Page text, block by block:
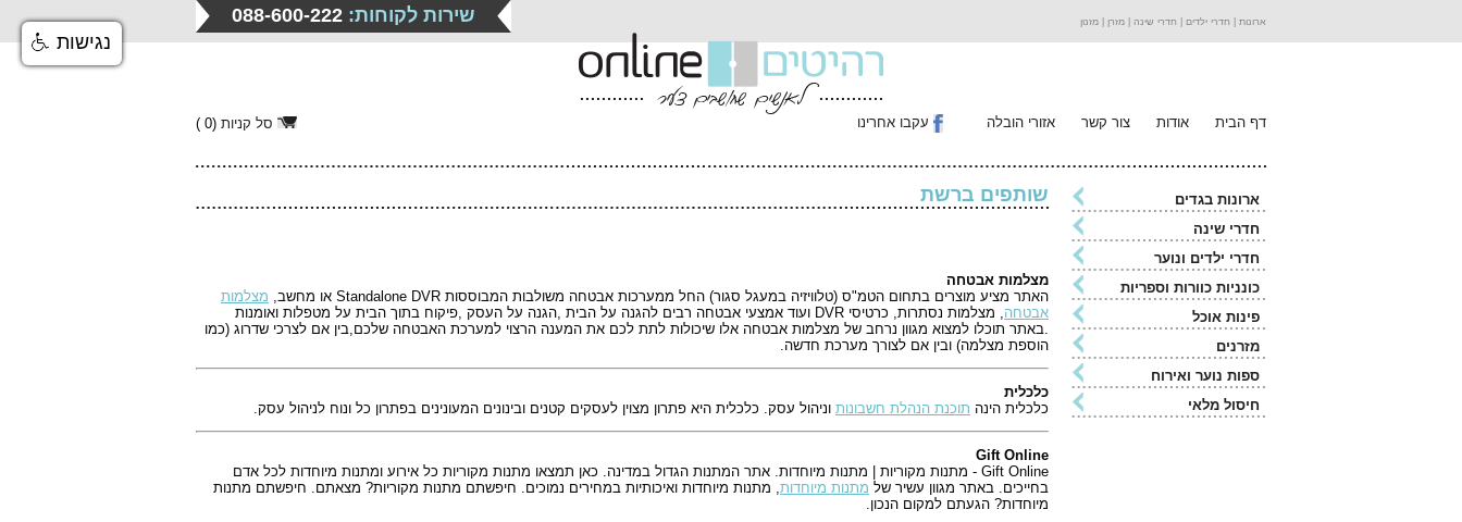
ארונות | חדרי ילדים | חדרי שינה | מזרן | מזנון שירות לקוחות:
דף הבית אודות צור קשר אזורי הובלה עקבו אחרינו סל קניות (
0
)
ארונות בגדים
חדרי שינה
חדרי ילדים ונוער
כונניות כוורות וספריות
פינות אוכל
מזרנים
ספות נוער ואירוח
חיסול מלאי
שותפים ברשת
מצלמות אבטחה
האתר מציע מוצרים בתחום הטמ"ס (טלוויזיה במעגל סגור) החל ממערכות אבטחה משולבות המבוססות Standalone DVR או מחשב,
מצלמות
אבטחה
, מצלמות נסתרות, כרטיסי DVR ועוד אמצעי אבטחה רבים להגנה על הבית ,הגנה על העסק ,פיקוח בתוך הבית על מטפלות ואומנות
.באתר תוכלו למצוא מגוון נרחב של מצלמות אבטחה אלו שיכולות לתת לכם את המענה הרצוי למערכת האבטחה שלכם,בין אם לצרכי שדרוג (כמו
הוספת מצלמה) ובין אם לצורך מערכת חדשה.
כלכלית
כלכלית הינה תוכנת הנהלת חשבונות וניהול עסק. כלכלית היא פתרון מצוין לעסקים קטנים ובינונים המעונינים בפתרון כל ונוח לניהול עסק.
Gift Online
Gift Online - מתנות מקוריות | מתנות מיוחדות. אתר המתנות הגדול במדינה. כאן תמצאו מתנות מקוריות כל אירוע ומתנות מיוחדות לכל אדם
בחייכים. באתר מגוון עשיר של מתנות מיוחדות, מתנות מיוחדות ואיכותיות במחירים נמוכים. חיפשתם מתנות מקוריות? מצאתם. חיפשתם מתנות
מיוחדות? הגעתם למקום הנכון.
נגישות